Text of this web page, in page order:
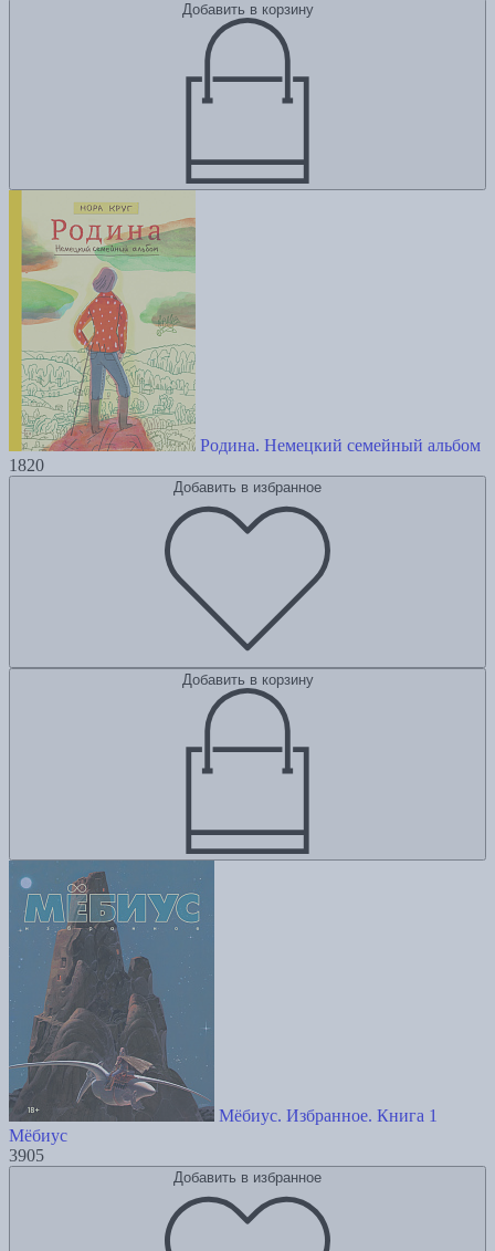
Добавить в корзину
Родина. Немецкий семейный альбом
1820
Добавить в избранное
Добавить в корзину
Мёбиус. Избранное. Книга 1
Мёбиус
3905
Добавить в избранное